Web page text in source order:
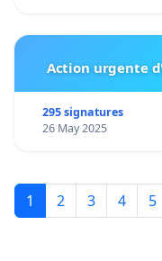
Action urgente
295 signatures
26 May 2025
1 2 3 4 5